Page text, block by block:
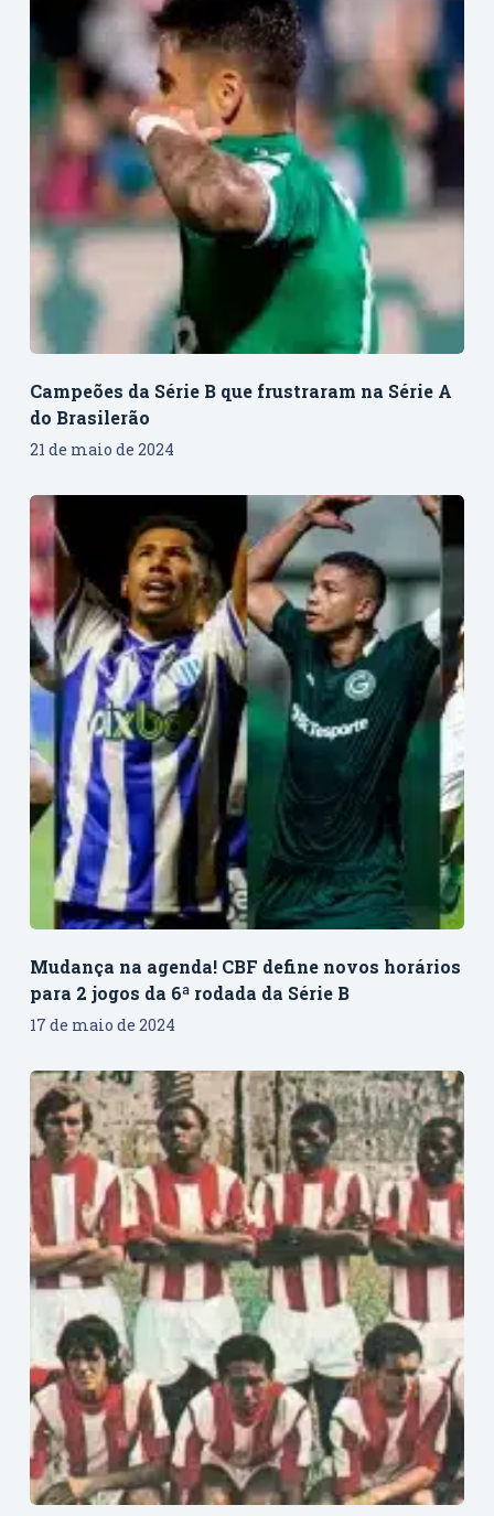
Campeões da Série B que frustraram na Série A
do Brasilerão
21 de maio de 2024
Mudança na agenda! CBF define novos horários
para 2 jogos da 6ª rodada da Série B
17 de maio de 2024